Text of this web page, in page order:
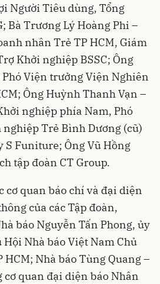
Người Tiêu dùng, Tổng
Bà Trương Lý Hoàng Phi –
nhân Trẻ TP HCM, Giám
Khởi nghiệp BSSC; Ông
Viện trưởng Viện Nghiên
Ông Huỳnh Thanh Vạn –
nghiệp phía Nam, Phó
nghiệp Trẻ Bình Dương (cũ)
S Funiture; Ông Vũ Hồng
tập đoàn CT Group.
cơ quan báo chí và đại diện
của các Tập đoàn,
báo Nguyễn Tấn Phong, ủy
Nhà báo Việt Nam Chủ
HCM; Nhà báo Tùng Quang –
cơ quan đại diện báo Nhân